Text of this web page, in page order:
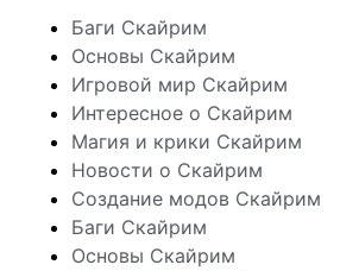
Баги Скайрим
Основы Скайрим
Игровой мир Скайрим
Интересное о Скайрим
Магия и крики Скайрим
Новости о Скайрим
Создание модов Скайрим
Баги Скайрим
Основы Скайрим